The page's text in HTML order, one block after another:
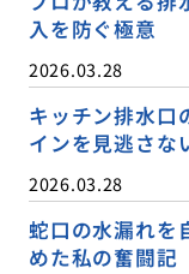
入を防ぐ極意
2026.03.28
キッチン排水口
インを見逃さな
2026.03.28
蛇口の水漏れを
めた私の奮闘記